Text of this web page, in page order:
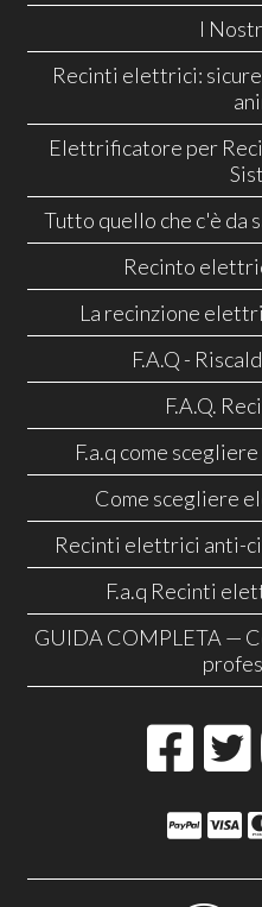
I
Recinti elettrici:
Elettrificatore per
Tutto quello che c'è da
Recinto
La recinzione
F.A.Q -
F.A.Q.
F.a.q come
Come scegliere
Recinti elettrici anti-
F.a.q Recinti
GUIDA COMPLETA —